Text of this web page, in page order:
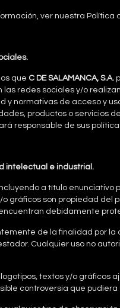
ver nuestra Política
que C DE SALAMANCA, S.A.
las redes sociales y/o
y normativas de acceso y
productos o servicios
responsable de sus
intelectual e industrial.
a título
gráficos son propiedad del
debidamente
de la finalidad por la
Cualquier uso no
logotipos, textos y/o gráficos
controversia que